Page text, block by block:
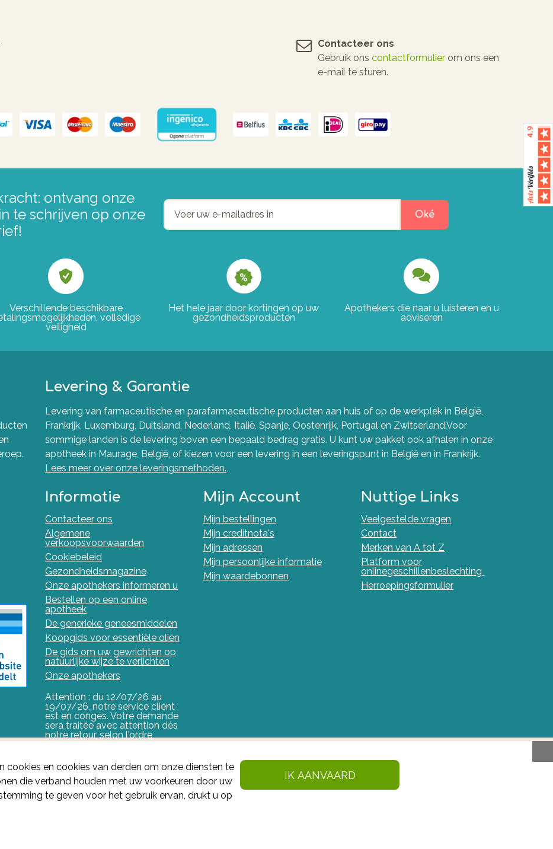
Contacteer ons
Gebruik ons contactformulier om ons een
e-mail te sturen.
ontvang onze
te schrijven op onze
Oké
Verschillende beschikbare
volledige
veiligheid
Het hele jaar door kortingen op uw
gezondheidsproducten
Apothekers die naar u luisteren en u
adviseren
Levering & Garantie
Levering van farmaceutische en parafarmaceutische producten aan huis of op de werkplek in België,
Frankrijk, Luxemburg, Duitsland, Nederland, Italië, Spanje, Oostenrijk, Portugal en Zwitserland.Voor
sommige landen is de levering boven een bepaald bedrag gratis. U kunt uw pakket ook afhalen in onze
apotheek in Maurage, België, of kiezen voor een levering in een leveringspunt in België en in Frankrijk.
Lees meer over onze leveringsmethoden.
cookies en cookies van derden om onze diensten te
die verband houden met uw voorkeuren door uw
te geven voor het gebruik ervan, drukt u op
IK AANVAARD
Informatie
Contacteer ons
Algemene
verkoopsvoorwaarden
Cookiebeleid
Gezondheidsmagazine
Onze apothekers informeren u
Bestellen op een online
apotheek
De generieke geneesmiddelen
Koopgids voor essentiële oliën
De gids om uw gewrichten op
natuurlijke wijze te verlichten
Onze apothekers
Attention : du 12/07/26 au
19/07/26, notre service client
est en congés. Votre demande
sera traitée avec attention dès
notre retour, selon l'ordre
d'arrivée.
Mijn Account
Mijn bestellingen
Mijn creditnota's
Mijn adressen
Mijn persoonlijke informatie
Mijn waardebonnen
Nuttige Links
Veelgestelde vragen
Contact
Merken van A tot Z
Platform voor
onlinegeschillenbeslechting
Herroepingsformulier
Het FAGG is de bevoegde autoriteit voor geneesmiddelen en gezondheidsproducten in België. Deze site
valt onder haar controle.Federaal Agentschap voor Geneesmiddelen en